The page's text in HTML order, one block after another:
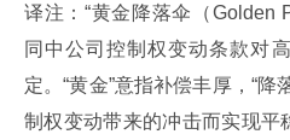
译注：“黄金降落伞（Golden
同中公司控制权变动条款对
定。“黄金”意指补偿丰厚，“
制权变动带来的冲击而实现平